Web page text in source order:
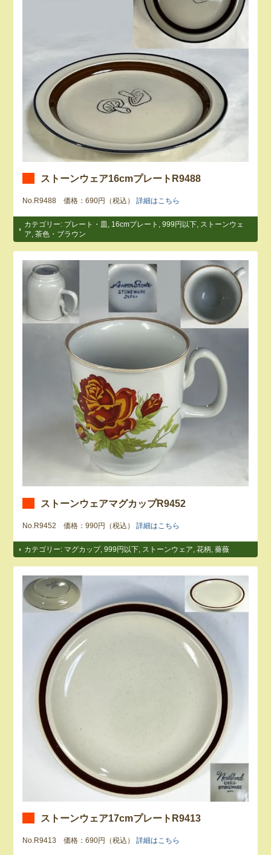
ストーンウェア16cmプレートR9488
No.R9488 価格：690円（税込）詳細はこちら
カテゴリー: プレート・皿 16cmプレート ,999円以下
ストーンウェ
ア ,茶色・ブラウン
ストーンウェアマグカップR9452
No.R9452 価格：990円（税込）詳細はこちら
カテゴリー: マグカップ,999円以下 ストーンウェア ,花柄 ,薔薇
ストーンウェア17cmプレートR9413
No.R9413 価格：690円（税込）詳細はこちら